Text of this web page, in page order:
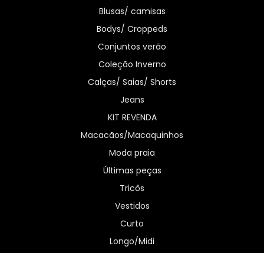
Blusas/ camisas
Bodys/ Croppeds
Conjuntos verão
Coleção Inverno
Calças/ Saias/ Shorts
Jeans
KIT REVENDA
Macacãos/Macaquinhos
Moda praia
Últimas peças
Tricôs
Vestidos
Curto
Longo/Midi